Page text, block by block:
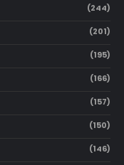
(244)
(201)
(195)
(166)
(157)
(150)
(146)